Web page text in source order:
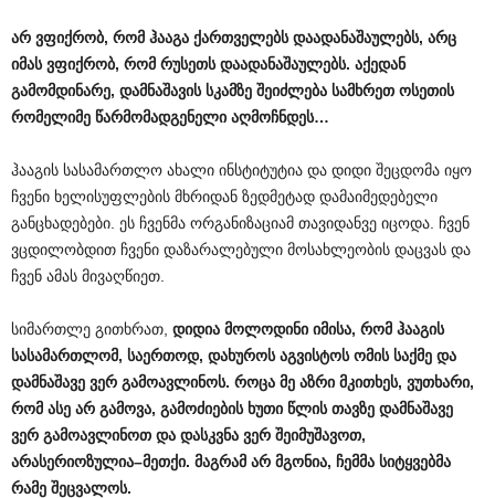
არ ვფიქრობ, რომ ჰააგა ქართველებს დაადანაშაულებს, არც
იმას ვფიქრობ, რომ რუსეთს დაადანაშაულებს. აქედან
გამომდინარე, დამნაშავის სკამზე შეიძლება სამხრეთ ოსეთის
რომელიმე წარმომადგენელი აღმოჩნდეს…
ჰააგის სასამართლო ახალი ინსტიტუტია და დიდი შეცდომა იყო
ჩვენი ხელისუფლების მხრიდან ზედმეტად დამაიმედებელი
განცხადებები. ეს ჩვენმა ორგანიზაციამ თავიდანვე იცოდა. ჩვენ
ვცდილობდით ჩვენი დაზარალებული მოსახლეობის დაცვას და
ჩვენ ამას მივაღწიეთ.
სიმართლე გითხრათ, დიდია მოლოდინი იმისა, რომ ჰააგის
სასამართლომ, საერთოდ, დახუროს აგვისტოს ომის საქმე და
დამნაშავე ვერ გამოავლინოს. როცა მე აზრი მკითხეს, ვუთხარი,
რომ ასე არ გამოვა, გამოძიების ხუთი წლის თავზე დამნაშავე
ვერ გამოავლინოთ და დასკვნა ვერ შეიმუშავოთ,
არასერიოზულია–მეთქი. მაგრამ არ მგონია, ჩემმა სიტყვებმა
რამე შეცვალოს.